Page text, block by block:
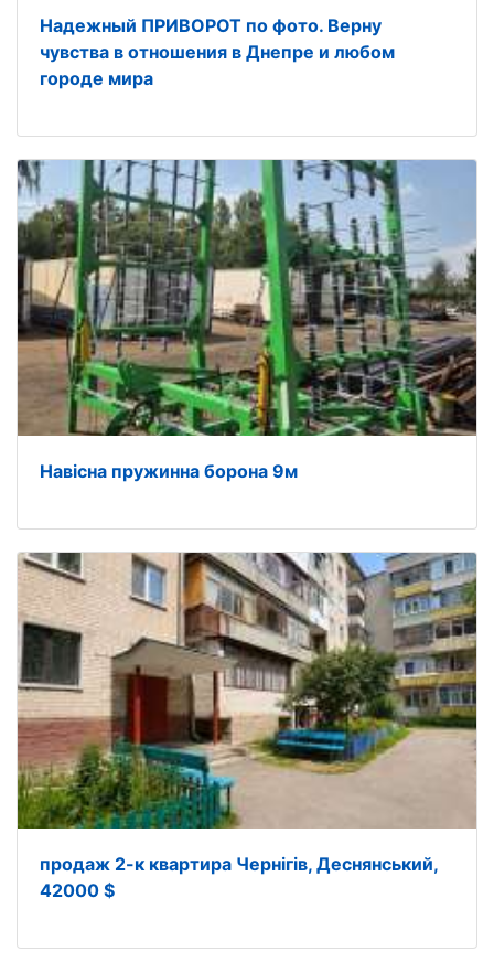
Надежный ПРИВОРОТ по фото. Верну
чувства в отношения в Днепре и любом
городе мира
Навісна пружинна борона 9м
продаж 2-к квартира Чернігів, Деснянський,
42000 $